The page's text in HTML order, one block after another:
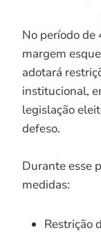
No período de
margem
adotará
institucional,
legislação
defeso.
Durante esse
medidas:
Restrição